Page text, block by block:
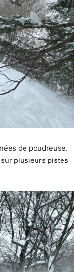
de poudreuse.
plusieurs pistes